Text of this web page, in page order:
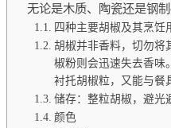
无论是木质、陶瓷还是钢
四种主要胡椒及其烹饪
胡椒并非香料，切勿将
椒粉则会迅速失去香味
衬托胡椒粒，又能与餐
储存：整粒胡椒，避光
颜色